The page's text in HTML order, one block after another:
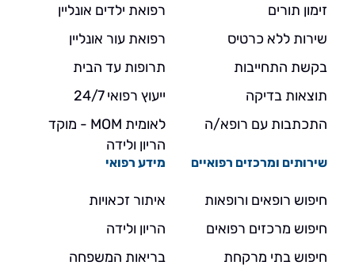
זימון תורים
שירות ללא כרטיס
בקשת התחייבות
תוצאות בדיקה
התכתבות עם רופא/ה
רפואת ילדים אונליין
רפואת עור אונליין
תרופות עד הבית
ייעוץ רפואי 24/7
לאומית MOM - מוקד
הריון ולידה
שירותים ומרכזים רפואיים
חיפוש רופאים ורופאות
חיפוש מרכזים רפואים
חיפוש בתי מרקחת
מידע רפואי
איתור זכאויות
הריון ולידה
בריאות המשפחה